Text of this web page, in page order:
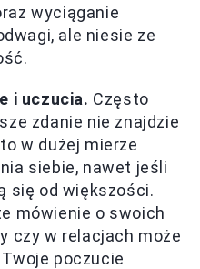
wyciąganie
ale niesie ze
i uczucia. Często
zdanie nie znajdzie
w dużej mierze
siebie, nawet jeśli
się od większości.
mówienie o swoich
czy w relacjach może
poczucie